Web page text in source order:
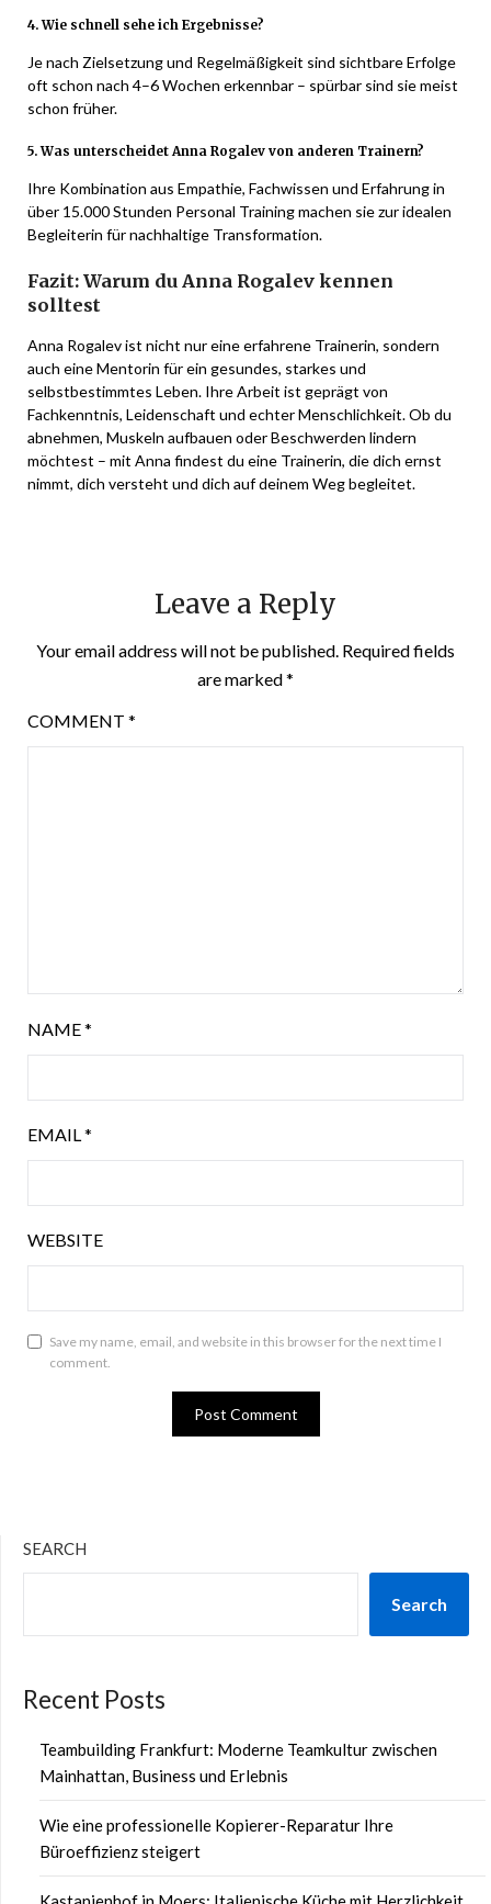
4. Wie schnell sehe ich Ergebnisse?
Je nach Zielsetzung und Regelmäßigkeit sind sichtbare Erfolge
oft schon nach 4–6 Wochen erkennbar – spürbar sind sie meist
schon früher.
5. Was unterscheidet Anna Rogalev von anderen Trainern?
Ihre Kombination aus Empathie, Fachwissen und Erfahrung in
über 15.000 Stunden Personal Training machen sie zur idealen
Begleiterin für nachhaltige Transformation.
Fazit: Warum du Anna Rogalev kennen
solltest
Anna Rogalev ist nicht nur eine erfahrene Trainerin, sondern
auch eine Mentorin für ein gesundes, starkes und
selbstbestimmtes Leben. Ihre Arbeit ist geprägt von
Fachkenntnis, Leidenschaft und echter Menschlichkeit. Ob du
abnehmen, Muskeln aufbauen oder Beschwerden lindern
möchtest – mit Anna findest du eine Trainerin, die dich ernst
nimmt, dich versteht und dich auf deinem Weg begleitet.
Leave a Reply
Your email address will not be published. Required fields
are marked*
COMMENT *
NAME*
EMAIL*
WEBSITE
Save my name, email, and website in this browser for the next time I
comment.
SEARCH
Search
Recent Posts
Teambuilding Frankfurt: Moderne Teamkultur zwischen
Mainhattan, Business und Erlebnis
Wie eine professionelle Kopierer-Reparatur Ihre
Büroeffizienz steigert